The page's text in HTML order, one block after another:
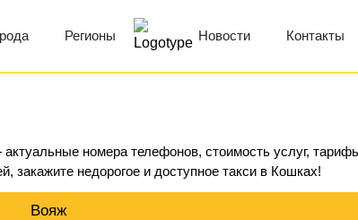
Регионы Новости Контакты
номера телефонов, стоимость услуг,
закажите недорогое и доступное такси в Кошках!
Вояж